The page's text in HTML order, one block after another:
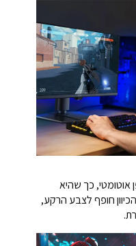
אוטומטי, כך שהיא
חופף לצבע הרקע,